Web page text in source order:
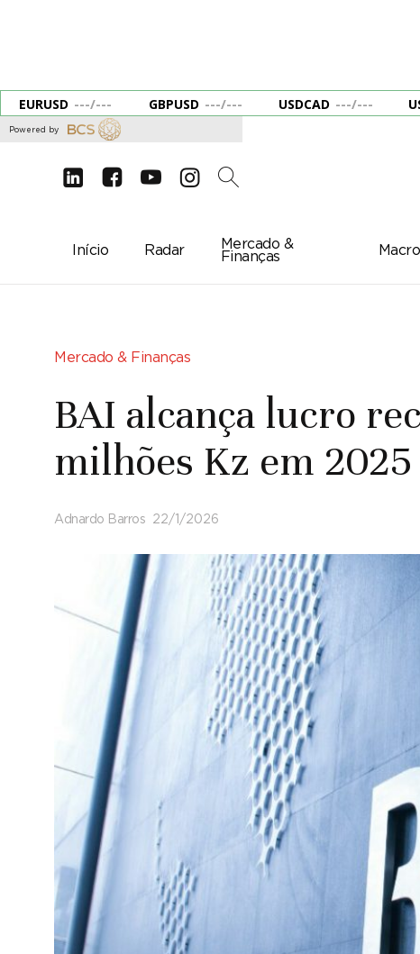
EURUSD ---/--- GBPUSD ---/--- USDCAD ---/---
Powered by
d e g c 2
Início Radar
Mercado &
Finanças
Macro
Mercado & Finanças
BAI alcança lucro
milhões Kz em 2025
Adnardo Barros 22/1/2026